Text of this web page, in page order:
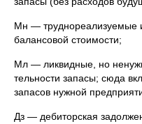
Мн — труднореализуемые
балансовой стоимости;
Мл — ликвидные, но
тельности запасы; сюда
запасов нужной
Дз — дебиторская